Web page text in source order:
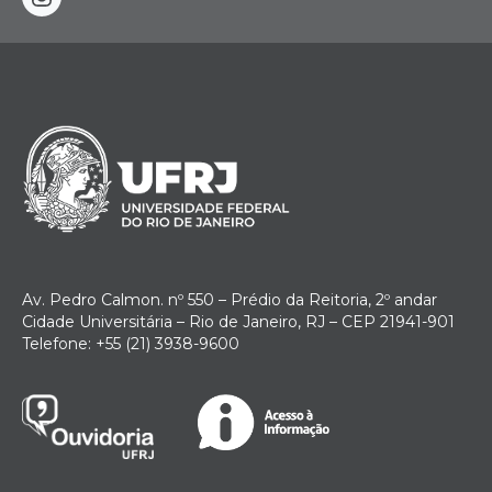
instagram
Av. Pedro Calmon. nº 550 – Prédio da Reitoria, 2º andar
Cidade Universitária – Rio de Janeiro, RJ – CEP 21941-901
Telefone: +55 (21) 3938-9600